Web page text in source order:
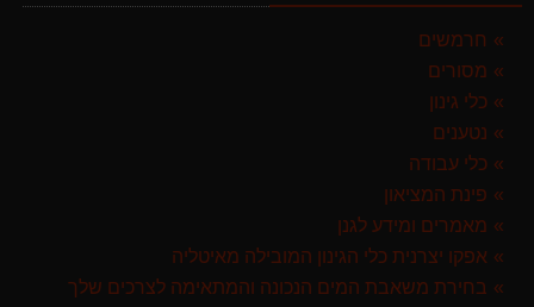
179.00 ₪
119.00 ₪
חרמשים
מסורים
כלי גינון
נטענים
כלי עבודה
פינת המציאון
מאמרים ומידע לגנן
אפקו יצרנית כלי הגינון המובילה מאיטליה
בחירת משאבת המים הנכונה והמתאימה לצרכים שלך